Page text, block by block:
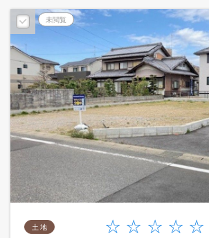
未閲覧
土 地